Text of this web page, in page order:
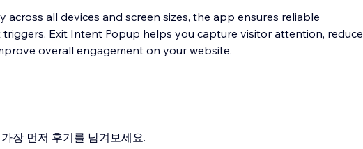
across all devices and screen sizes, the app ensures reliable
Exit Intent Popup helps you capture visitor attention, reduce
overall engagement on your website.
장 먼저 후기를 남겨보세요.